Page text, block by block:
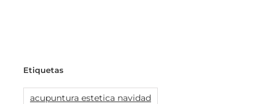
Etiquetas
acupuntura estetica navidad